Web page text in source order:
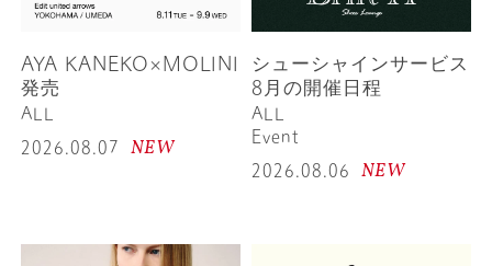
AYA KANEKO×MOLINI
発売
ALL
2026.08.07 NEW
シューシャインサービス
8月の開催日程
ALL
Event
2026.08.06 NEW